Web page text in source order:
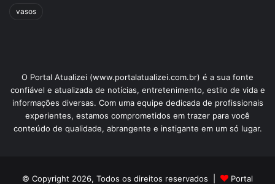
vasos
O Portal Atualizei (www.portalatualizei.com.br) é a sua fonte
confiável e atualizada de notícias, entretenimento, estilo de vida e
informações diversas. Com uma equipe dedicada de profissionais
experientes, estamos comprometidos em trazer para você
conteúdo de qualidade, abrangente e instigante em um só lugar.
© Copyright 2026, Todos os direitos reservados | Portal